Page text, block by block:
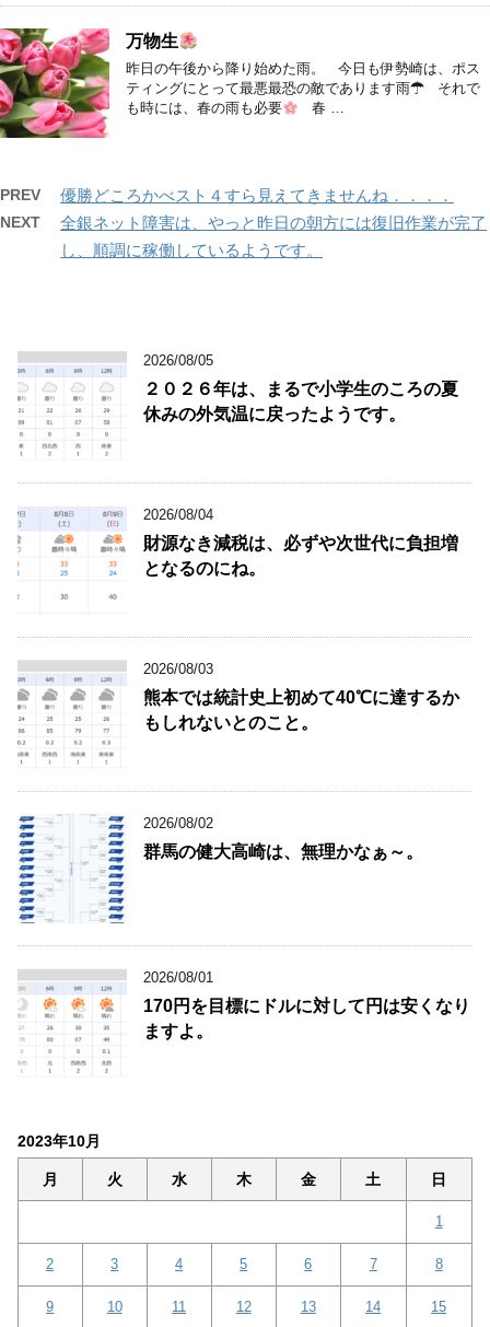
万物生
昨日の午後から降り始めた雨。 今日も伊勢崎は、ポス
ティングにとって最悪最恐の敵であります雨☂ それで
も時には、春の雨も必要
春 …
PREV 優勝どころかべスト４すら見えてきませんね．．．．
NEXT
全銀ネット障害は、やっと昨日の朝方には復旧作業が完了
し、順調に稼働しているようです。
2026/08/05
２０２６年は、まるで小学生のころの夏
休みの外気温に戻ったようです。
2026/08/04
財源なき減税は、必ずや次世代に負担増
となるのにね。
2026/08/03
熊本では統計史上初めて40℃に達するか
もしれないとのこと。
2026/08/02
群馬の健大高崎は、無理かなぁ～。
2026/08/01
170円を目標にドルに対して円は安くなり
ますよ。
2023年10月
月 火 水 木 金 土 日
1
2 3 4 5 6 7 8
9 10 11 12 13 14 15